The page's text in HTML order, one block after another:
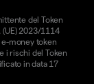
del Token
2023/1114
e-money token
i rischi del Token
in data 17